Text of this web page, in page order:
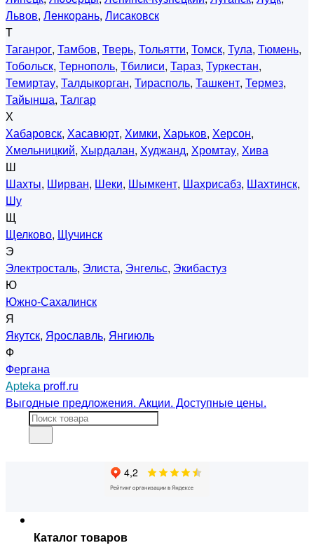
Львов, Ленкорань, Лисаковск
Т
Таганрог, Тамбов, Тверь, Тольятти, Томск, Тула, Тюмень,
Тобольск, Тернополь, Тбилиси, Тараз, Туркестан,
Темиртау, Талдыкорган, Тирасполь, Ташкент, Термез,
Тайынша, Талгар
Х
Хабаровск, Хасавюрт, Химки, Харьков, Херсон,
Хмельницкий, Хырдалан, Худжанд, Хромтау, Хива
Ш
Шахты, Ширван, Шеки, Шымкент, Шахрисабз, Шахтинск,
Шу
Щ
Щелково, Щучинск
Э
Электросталь, Элиста, Энгельс, Экибастуз
Ю
Южно-Сахалинск
Я
Якутск, Ярославль, Янгиюль
Ф
Фергана
Aptekaproff.ru
Выгодные предложения. Акции. Доступные цены.
Каталог товаров